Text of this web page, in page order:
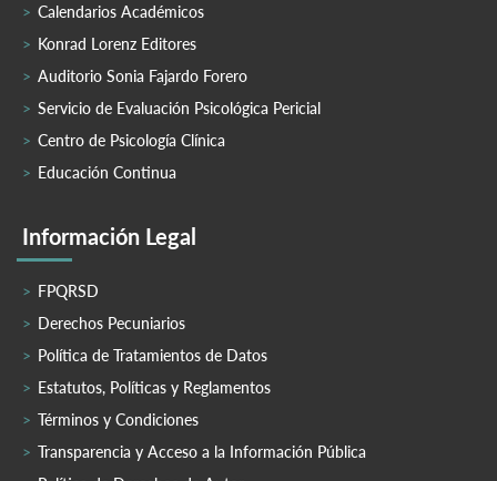
Calendarios Académicos
Konrad Lorenz Editores
Auditorio Sonia Fajardo Forero
Servicio de Evaluación Psicológica Pericial
Centro de Psicología Clínica
Educación Continua
Información Legal
FPQRSD
Derechos Pecuniarios
Política de Tratamientos de Datos
Estatutos, Políticas y Reglamentos
Términos y Condiciones
Transparencia y Acceso a la Información Pública